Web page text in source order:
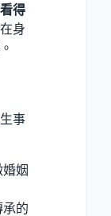
看得
身
事
姻
的